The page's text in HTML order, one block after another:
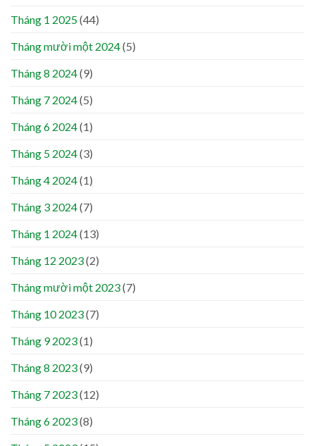
Tháng 1 2025(44)
Tháng mười một 2024(5)
Tháng 8 2024(9)
Tháng 7 2024(5)
Tháng 6 2024(1)
Tháng 5 2024(3)
Tháng 4 2024(1)
Tháng 3 2024(7)
Tháng 1 2024(13)
Tháng 12 2023(2)
Tháng mười một 2023(7)
Tháng 10 2023(7)
Tháng 9 2023(1)
Tháng 8 2023(9)
Tháng 7 2023(12)
Tháng 6 2023(8)